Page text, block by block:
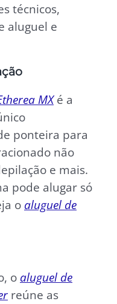
técnicos,
aluguel e
MXé a
ponteira para
não
e mais.
pode alugar só
o aluguel de
o aluguel de
reúne as